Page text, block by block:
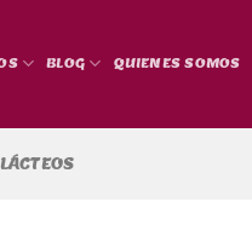
BLOG QUIENES SOMOS
LÁCTEOS